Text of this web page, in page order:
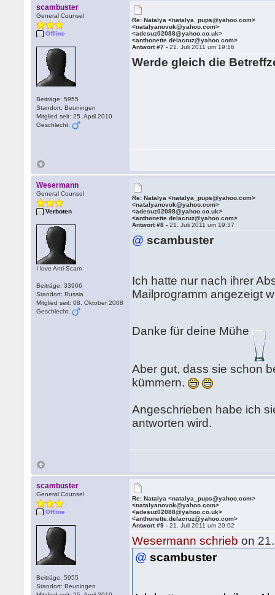
scambuster
General Counsel
Offline
Beiträge: 5955
Standort: Beuningen
Mitglied seit: 25. April 2010
Geschlecht:
Re: Natalya <natalya_pups@yahoo.com>
<natalyanovok@yahoo.com>
<adesuz02088@yahoo.co.uk>
<anthonette.delacruz@yahoo.com>
Antwort #7 -21. Juli 2011 um 19:16
Werde gleich die
Wesermann
General Counsel
Verboten
I love Anti-Scam
Beiträge: 33966
Standort: Russia
Mitglied seit: 08. Oktober 2008
Geschlecht:
Re: Natalya <natalya_pups@yahoo.com>
<natalyanovok@yahoo.com>
<adesuz02088@yahoo.co.uk>
<anthonette.delacruz@yahoo.com>
Antwort #8 -21. Juli 2011 um 19:37
@ scambuster
Ich hatte nur nach ihrer
Mailprogramm angezeigt
Danke für deine Mühe
Aber gut, dass sie schon
kümmern.
Angeschrieben habe ich
antworten wird.
scambuster
General Counsel
Offline
Beiträge: 5955
Standort: Beuningen
Re: Natalya <natalya_pups@yahoo.com>
<natalyanovok@yahoo.com>
<adesuz02088@yahoo.co.uk>
<anthonette.delacruz@yahoo.com>
Antwort #9 -21. Juli 2011 um 20:02
Wesermann schrieb on
@ scambuster